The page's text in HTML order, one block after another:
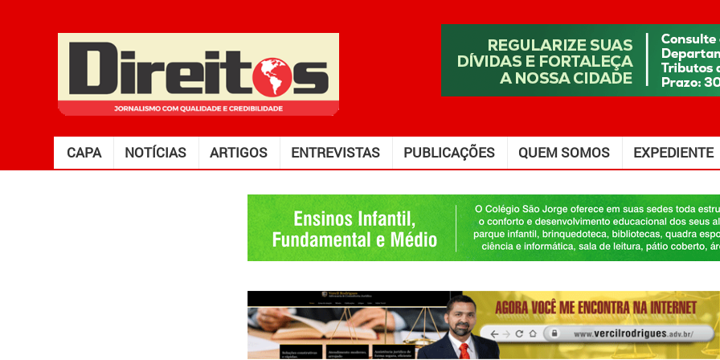
CAPA NOTÍCIAS ARTIGOS ENTREVISTAS PUBLICAÇÕES QUEM SOMOS EXPEDIENTE